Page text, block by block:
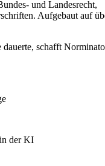
und Landesrecht,
Aufgebaut auf
dauerte, schafft
der KI